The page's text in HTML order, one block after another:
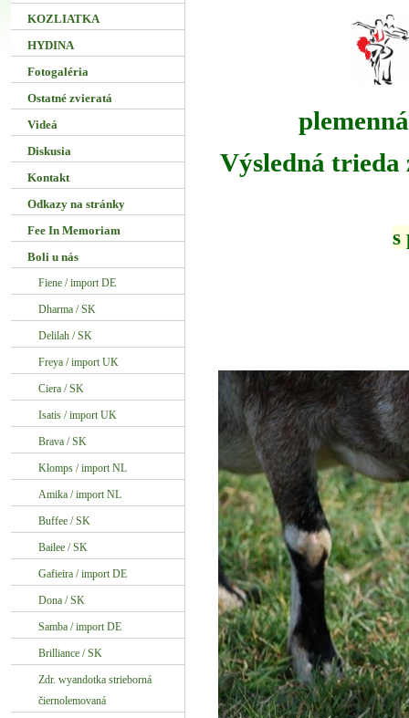
Výsledná
s
KOZLIATKA
HYDINA
Fotogaléria
Ostatné zvieratá
Videá
Diskusia
Kontakt
Odkazy na stránky
Fee In Memoriam
Boli u nás
Fiene / import DE
Dharma / SK
Delilah / SK
Freya / import UK
Ciera / SK
Isatis / import UK
Brava / SK
Klomps / import NL
Amika / import NL
Buffee / SK
Bailee / SK
Gafieira / import DE
Dona / SK
Samba / import DE
Brilliance / SK
Zdr. wyandotka strieborná
čiernolemovaná